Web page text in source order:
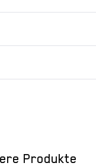
Produkte